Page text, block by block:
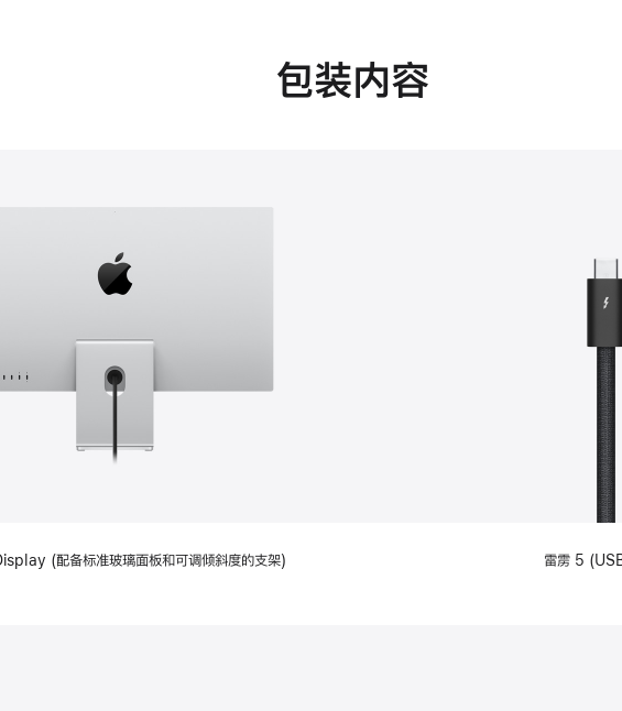
包装内容
(配备标准玻璃面板和可调倾斜度的支架) 雷雳 5